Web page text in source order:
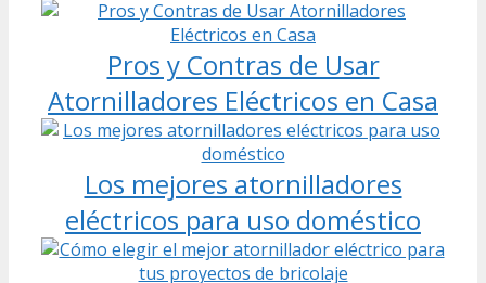
Pros y Contras de Usar
Atornilladores Eléctricos en Casa
Los mejores atornilladores
eléctricos para uso doméstico